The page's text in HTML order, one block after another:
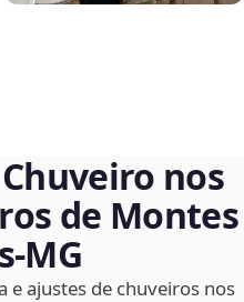
nos
de Montes
e ajustes de chuveiros nos